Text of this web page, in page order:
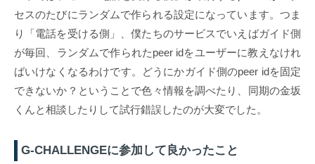
セスのたびにランダムで作られる設定になっています。つま
り「電話を受ける側」、僕たちのサービスでいえばガイド側
が毎回、ランダムで作られたpeer idをユーザーに教えなけれ
ばいけなくなるわけです。どうにかガイド側のpeer idを固定
できないか？ということで色々情報を調べたり、同期の金坂
くんと相談したりして試行錯誤したのが大変でした。
G-CHALLENGEに参加して良かったこと